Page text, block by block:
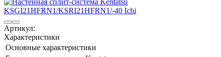
Артикул:
Характеристики
Основные характеристики